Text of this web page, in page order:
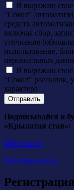
Я выражаю
"Сокол"
средств
включая сбор,
уточнение
использование,
персональных
Я выражаю
"Сокол" рассылок,
характера
Отправить
Подписывайся и
«Крылатая стая»:
ВКонтакте
Телеграм-канал